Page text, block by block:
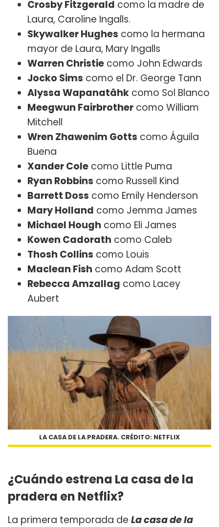
Crosby Fitzgerald como la madre de
Laura, Caroline Ingalls.
Skywalker Hughes como la hermana
mayor de Laura, Mary Ingalls
Warren Christie como John Edwards
Jocko Sims como el Dr. George Tann
Alyssa Wapanatâhk como Sol Blanco
Meegwun Fairbrother como William
Mitchell
Wren Zhawenim Gotts como Águila
Buena
Xander Cole como Little Puma
Ryan Robbins como Russell Kind
Barrett Doss como Emily Henderson
Mary Holland como Jemma James
Michael Hough como Eli James
Kowen Cadorath como Caleb
Thosh Collins como Louis
Maclean Fish como Adam Scott
Rebecca Amzallag como Lacey
Aubert
LA CASA DE LA PRADERA. CRÉDITO: NETFLIX
¿Cuándo estrena La casa de la
pradera en Netflix?
La primera temporada de La casa de la